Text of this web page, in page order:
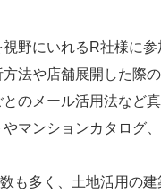
野にいれるR社様に参
法や店舗展開した際の
とのメール活用法など
マンションカタログ
も多く、土地活用の